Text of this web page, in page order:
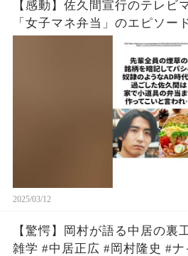
【感動】佐久間宣行のテレビ
「女子マネ弁当」のエピソー
2025/03/12
【驚愕】岡村が語る中居の裏
雑学 #中居正